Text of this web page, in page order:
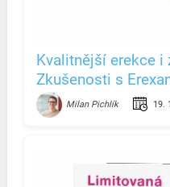
Kvalitnější erekce i
Zkušenosti s
Milan Pichlík 19.